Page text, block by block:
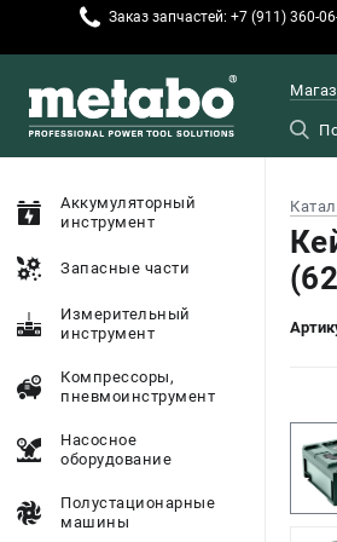
Заказ запчастей: +7 (911) 360-
Аккумуляторный
инструмент
Запасные части
Измерительный
инструмент
Компрессоры,
пневмоинструмент
Насосное
оборудование
Полустационарные
машины